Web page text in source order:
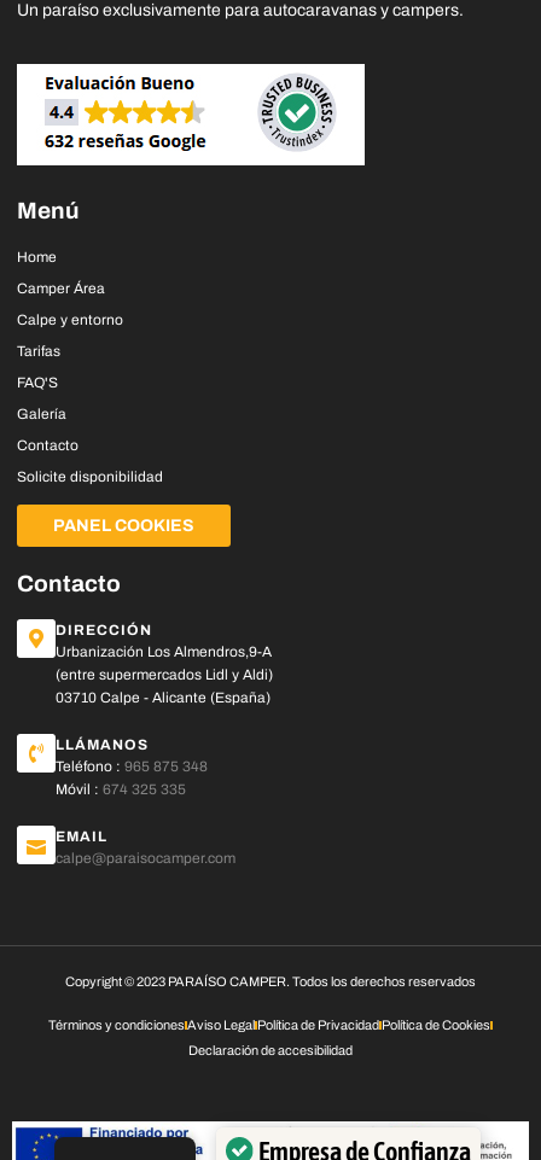
Un paraíso exclusivamente para autocaravanas y campers.
Menú
Home
Camper Área
Calpe y entorno
Tarifas
FAQ'S
Galería
Contacto
Solicite disponibilidad
PANEL COOKIES
Contacto
DIRECCIÓN
Urbanización Los Almendros,9-A
(entre supermercados Lidl y Aldi)
03710 Calpe - Alicante (España)
LLÁMANOS
Teléfono : 965 875 348
Móvil : 674 325 335
EMAIL
calpe@paraisocamper.com
Copyright © 2023 PARAÍSO CAMPER. Todos los derechos reservados
Términos y condiciones Aviso Legal Política de Privacidad Política de Cookies
Declaración de accesibilidad
Empresa de Confianza